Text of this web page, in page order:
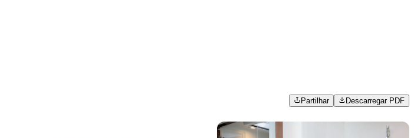
Partilhar Descarregar PDF